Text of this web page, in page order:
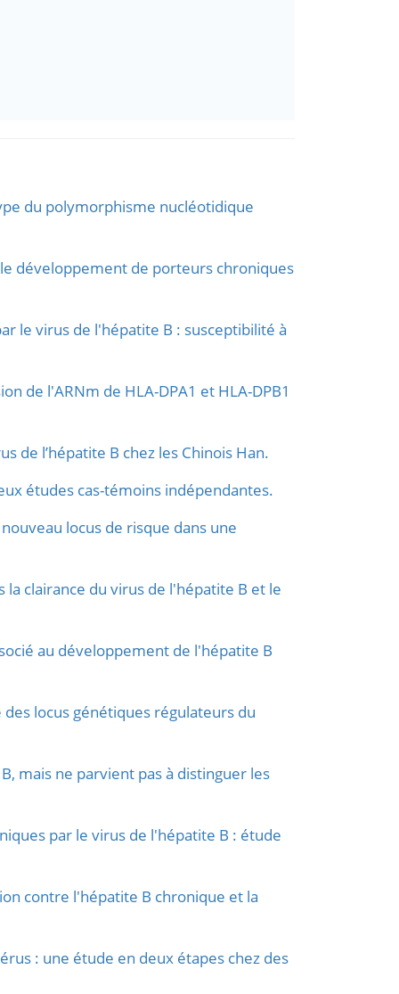
du polymorphisme nucléotidique
développement de porteurs chroniques
le virus de l'hépatite B : susceptibilité à
de l'ARNm de HLA-DPA1 et HLA-DPB1
de l’hépatite B chez les Chinois Han.
études cas-témoins indépendantes.
locus de risque dans une
clairance du virus de l'hépatite B et le
au développement de l'hépatite B
locus génétiques régulateurs du
mais ne parvient pas à distinguer les
par le virus de l'hépatite B : étude
contre l'hépatite B chronique et la
: une étude en deux étapes chez des